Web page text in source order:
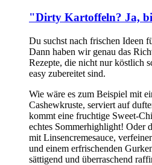
"Dirty Kartoffeln? Ja,
Du suchst nach frischen Ideen
Dann haben wir genau das
Rezepte, die nicht nur köstlich
easy zubereitet sind.
Wie wäre es zum Beispiel mit
Cashewkruste, serviert auf
kommt eine fruchtige Sweet-
echtes Sommerhighlight! Oder
mit Linsencremesauce,
und einem erfrischenden
sättigend und überraschend